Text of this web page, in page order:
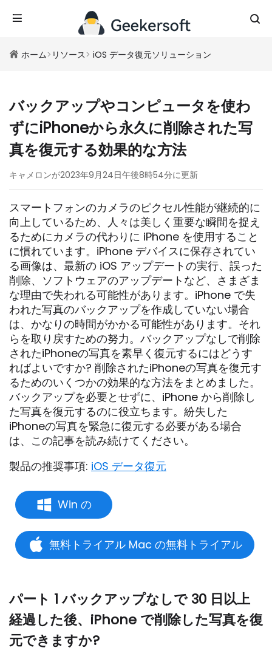
ホーム> リソース > iOS データ復元ソリューション
バックアップやコンピュータを使わ
ずにiPhoneから永久に削除された写
真を復元する効果的な方法
キャメロンが2023年9月24日午後8時54分に更新
スマートフォンのカメラのピクセル性能が継続的に
向上しているため、人々は美しく重要な瞬間を捉え
るためにカメラの代わりに iPhone を使用すること
に慣れています。iPhone デバイスに保存されてい
る画像は、最新の iOS アップデートの実行、誤った
削除、ソフトウェアのアップデートなど、さまざま
な理由で失われる可能性があります。iPhone で失
われた写真のバックアップを作成していない場合
は、かなりの時間がかかる可能性があります。それ
らを取り戻すための努力。バックアップなしで削除
されたiPhoneの写真を素早く復元するにはどうす
ればよいですか? 削除されたiPhoneの写真を復元す
るためのいくつかの効果的な方法をまとめました。
バックアップを必要とせずに、iPhone から削除し
た写真を復元するのに役立ちます。紛失した
iPhoneの写真を緊急に復元する必要がある場合
は、この記事を読み続けてください。
製品の推奨事項: iOS データ復元
Win の
無料トライアル Mac の無料トライアル
パート 1 バックアップなしで 30 日以上
経過した後、iPhone で削除した写真を復
元できますか?